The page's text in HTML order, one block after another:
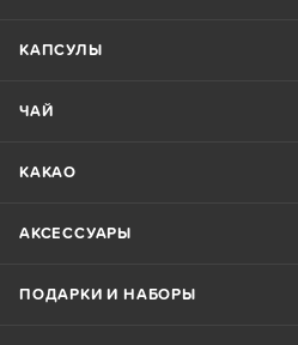
КАПСУЛЫ
ЧАЙ
КАКАО
АКСЕССУАРЫ
ПОДАРКИ И НАБОРЫ